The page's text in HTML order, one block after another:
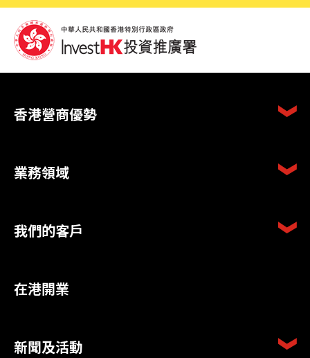
香港營商優勢
業務領域
我們的客戶
在港開業
新聞及活動